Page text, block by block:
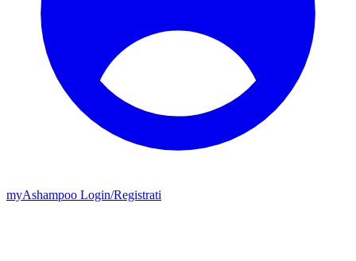
myAshampoo Login/Registrati